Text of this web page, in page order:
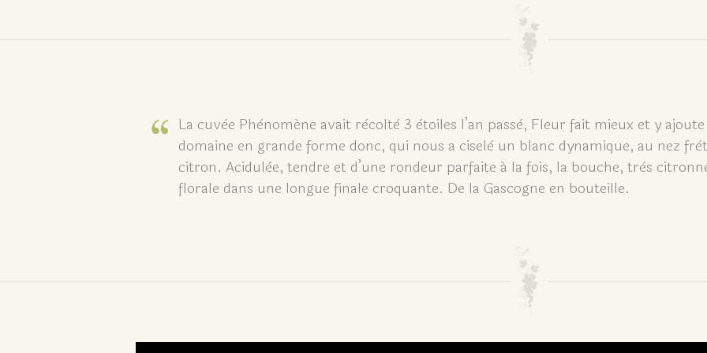
La cuvèe Phènoméne avait rècoltè 3 ètoiles l’an passè, Fleur fait mieux et y
domaine en grande forme donc, qui nous a ciselè un blanc dynamique, au nez
citron. Acidulèe, tendre et d’une rondeur parfaite á la fois, la bouche, très
florale dans une longue finale croquante. De la Gascogne en bouteille.